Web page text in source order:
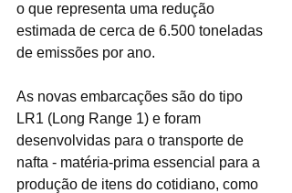
o que representa uma redução
estimada de cerca de 6.500 toneladas
de emissões por ano.
As novas embarcações são do tipo
LR1 (Long Range 1) e foram
desenvolvidas para o transporte de
nafta - matéria-prima essencial para a
produção de itens do cotidiano, como